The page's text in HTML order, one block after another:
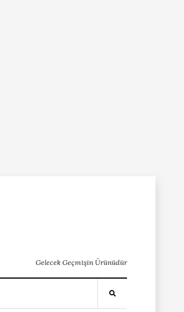
Gelecek Geçmişin Ürünüdür